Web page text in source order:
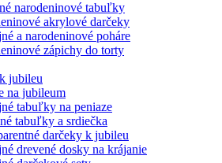
narodeninové tabuľky
akrylové darčeky
a narodeninové poháre
zápichy do torty
jubileu
na jubileum
tabuľky na peniaze
tabuľky a srdiečka
darčeky k jubileu
drevené dosky na krájanie